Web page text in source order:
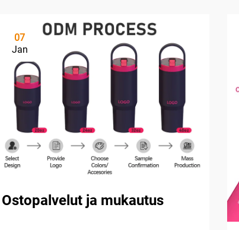
07
Jan
Ostopalvelut ja mukautus